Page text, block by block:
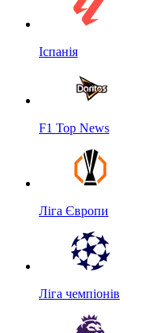
Іспанія
F1 Top News
Ліга Європи
Ліга чемпіонів